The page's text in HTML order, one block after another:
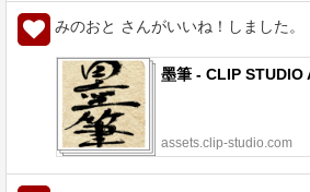
みのおと さんがいいね！しました。
墨筆 - CLIP STUDIO
assets.clip-studio.com